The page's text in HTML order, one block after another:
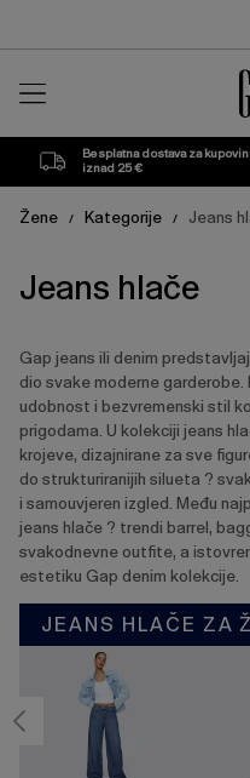
Besplatna dostava za
iznad 25 €
Žene / Kategorije / Jeans
Jeans hlače
Gap jeans ili denim
dio svake moderne
udobnost i bezvremenski stil
prigodama. U kolekciji jeans
krojeve, dizajnirane za sve
do strukturiranijih silueta ?
i samouvjeren izgled. Među
jeans hlače ? trendi barrel,
svakodnevne outfite, a
estetiku Gap denim kolekcije.
JEANS HLAČE ZA